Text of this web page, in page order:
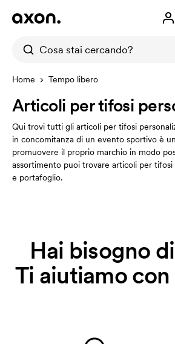
Home Tempo libero
Articoli per tifosi
Qui trovi tutti gli articoli per tifosi
in concomitanza di un evento sportivo è
promuovere il proprio marchio in modo
assortimento puoi trovare articoli per tifosi
e portafoglio.
Hai bisogno
Ti aiutiamo